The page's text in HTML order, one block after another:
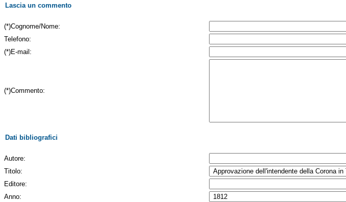
Lascia un commento
(*)Cognome/Nome:
Telefono:
(*)E-mail:
(*)Commento:
Dati bibliografici
Autore:
Titolo:
Editore:
Anno: